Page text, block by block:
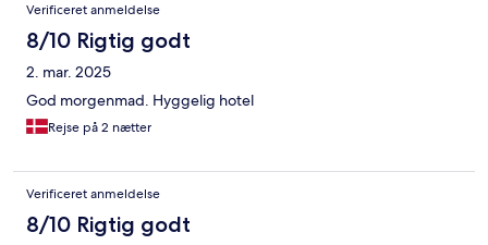
Verificeret anmeldelse
8/10 Rigtig godt
2. mar. 2025
God morgenmad. Hyggelig hotel
Rejse på 2 nætter
Verificeret anmeldelse
8/10 Rigtig godt